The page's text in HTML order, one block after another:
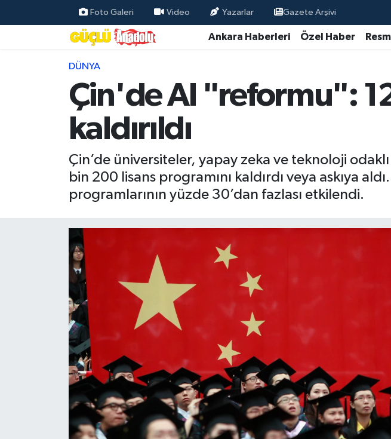
Foto Galeri Video Yazarlar Gazete Arşivi
Ankara Haberleri Özel Haber
DÜNYA
Çin'de AI "reformu":
kaldırıldı
Çin’de üniversiteler, yapay zeka ve teknoloji
bin 200 lisans programını kaldırdı veya askıya
programlarının yüzde 30’dan fazlası etkilendi.
Özel Haber
Resmi İlanlar
Gündem
Magazin
Burç Yorumları
Hava Durumu